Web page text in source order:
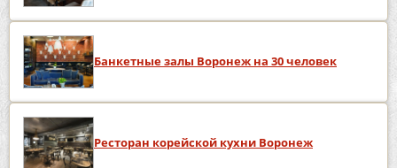
Банкетные залы Воронеж на 30 человек
Ресторан корейской кухни Воронеж